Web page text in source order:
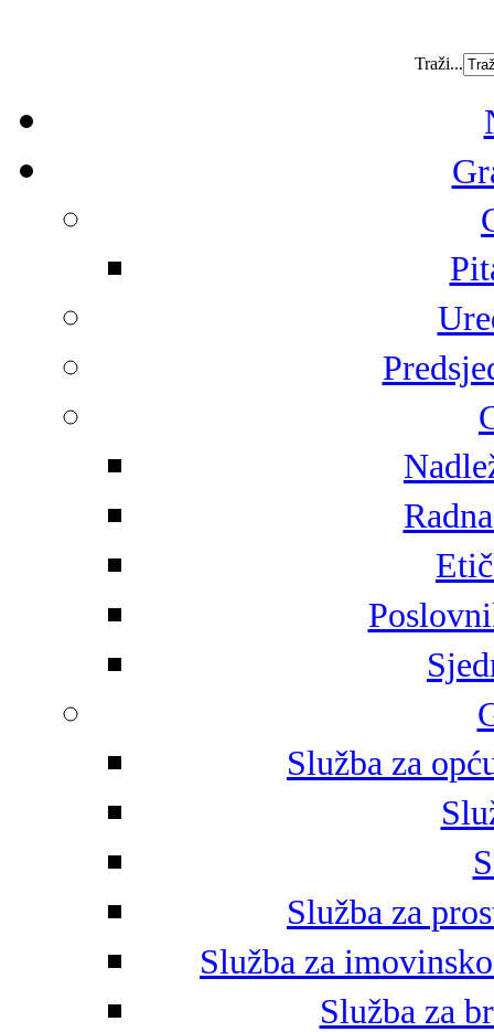
Traži...
Služba za
Služba za
Služba za
Služba za